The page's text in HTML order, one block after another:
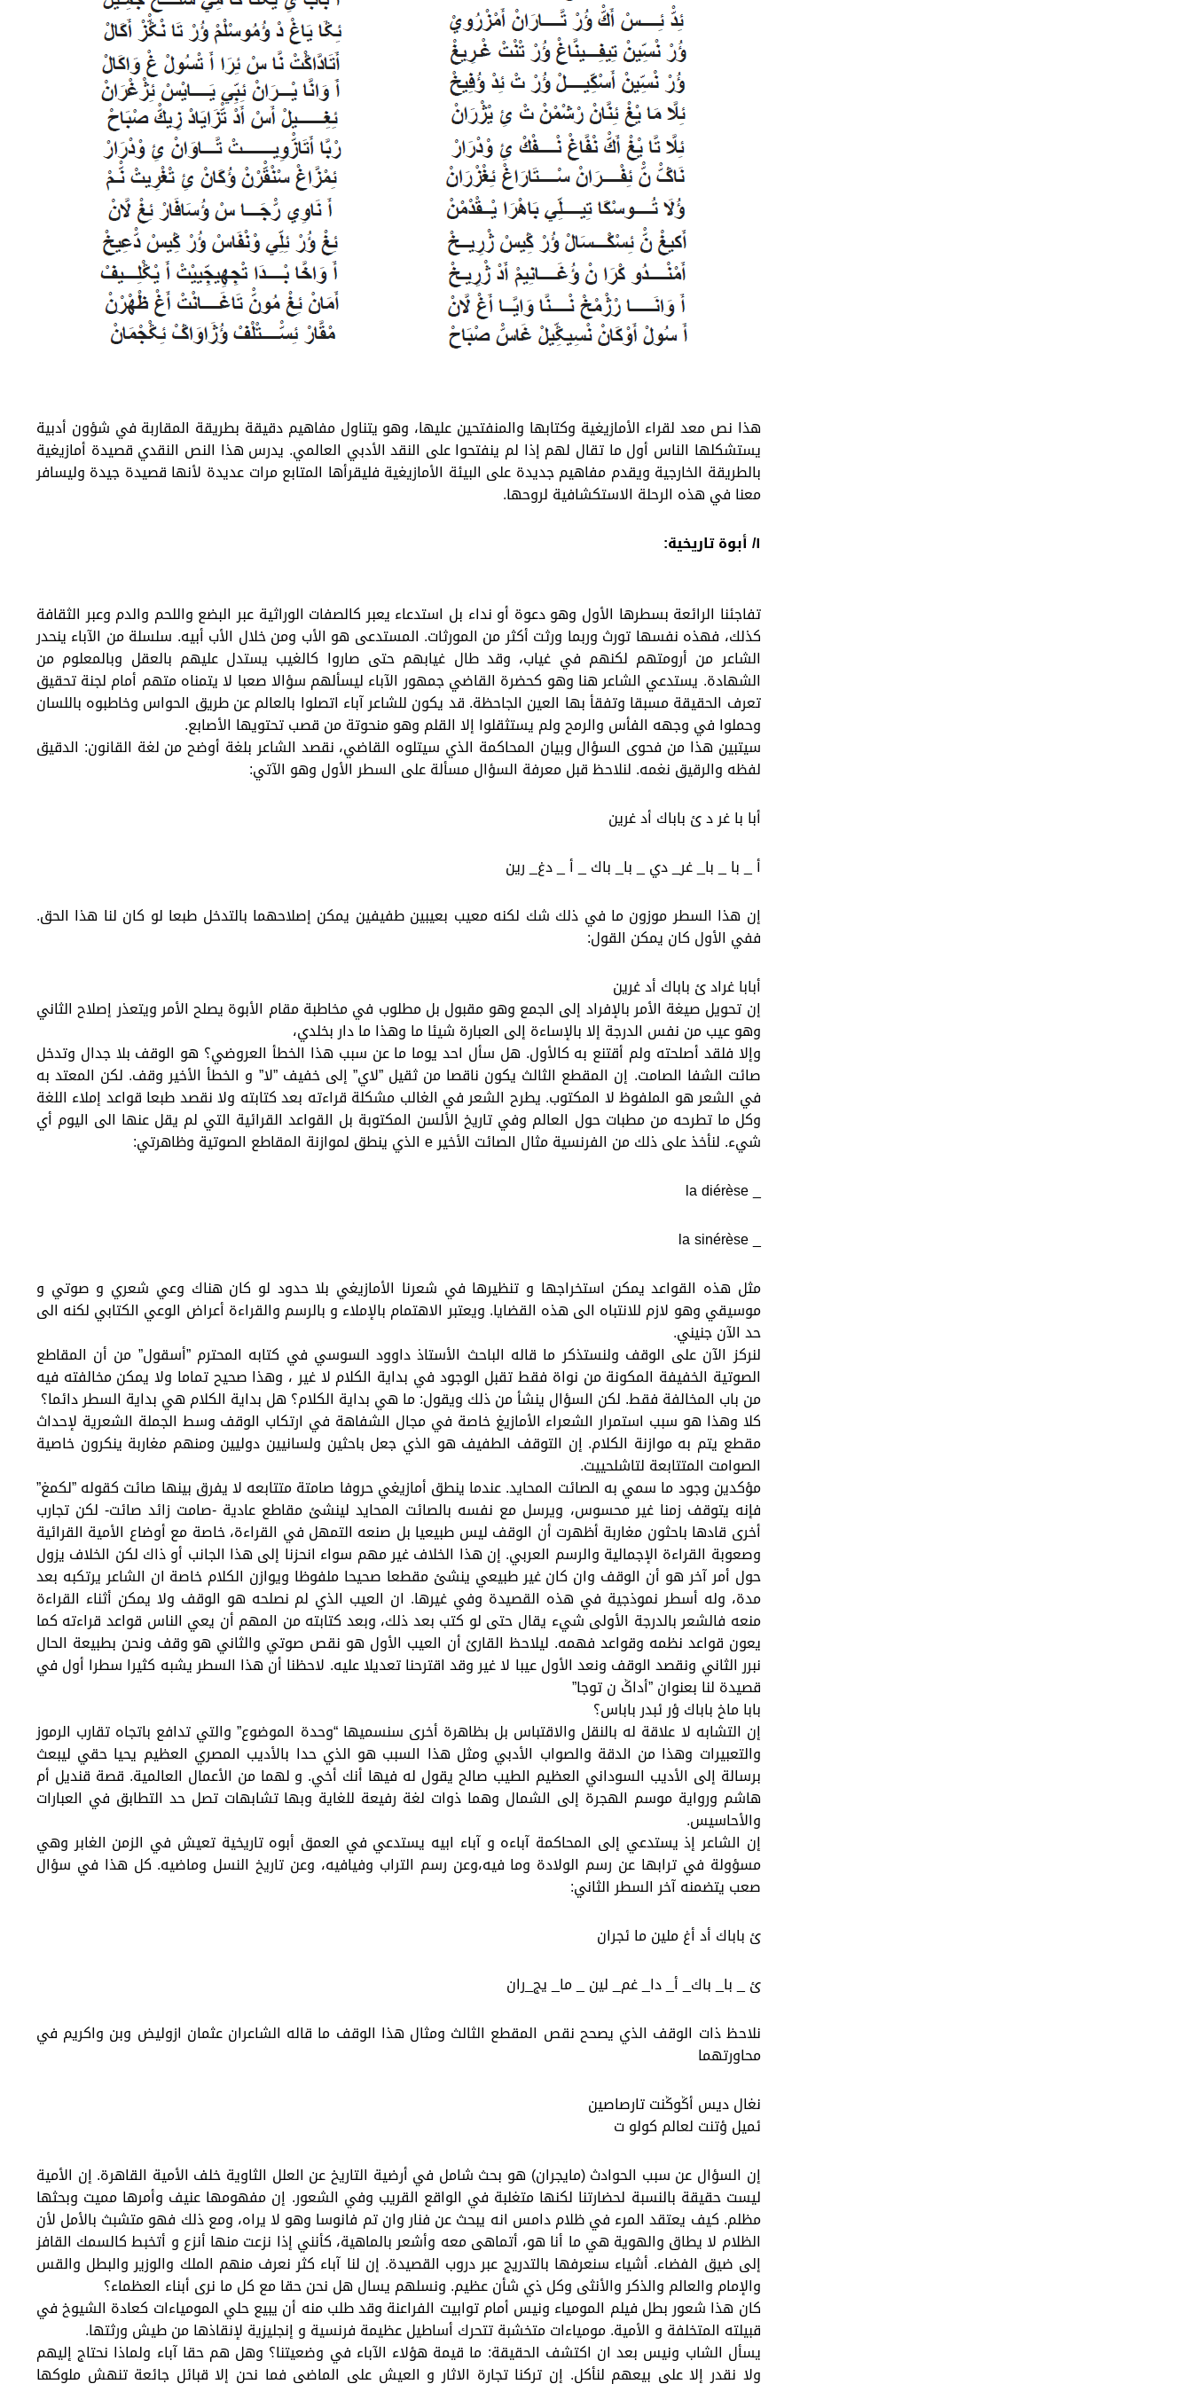
هذا نص معد لقراء الأمازيغية وكتابها والمنفتحين عليها، وهو يتناول مفاهيم دقيقة بطريقة المقاربة في شؤون أدبية
يستشكلها الناس أول ما تقال لهم إذا لم ينفتحوا على النقد الأدبي العالمي. يدرس هذا النص النقدي قصيدة أمازيغية
بالطريقة الخارجية ويقدم مفاهيم جديدة على البيئة الأمازيغية فليقرأها المتابع مرات عديدة لأنها قصيدة جيدة وليسافر
معنا في هذه الرحلة الاستكشافية لروحها.
١/ أبوة تاريخية:
تفاجئنا الرائعة بسطرها الأول وهو دعوة أو نداء بل استدعاء يعبر كالصفات الوراثية عبر البضع واللحم والدم وعبر الثقافة
كذلك، فهذه نفسها تورث وربما ورثت أكثر من المورثات. المستدعى هو الأب ومن خلال الأب أبيه. سلسلة من الآباء ينحدر
الشاعر من أرومتهم لكنهم في غياب، وقد طال غيابهم حتى صاروا كالغيب يستدل عليهم بالعقل وبالمعلوم من
الشهادة. يستدعي الشاعر هنا وهو كحضرة القاضي جمهور الآباء ليسألهم سؤالا صعبا لا يتمناه متهم أمام لجنة تحقيق
تعرف الحقيقة مسبقا وتفقأ بها العين الجاحظة. قد يكون للشاعر آباء اتصلوا بالعالم عن طريق الحواس وخاطبوه باللسان
وحملوا في وجهه الفأس والرمح ولم يستثقلوا إلا القلم وهو منحوتة من قصب تحتويها الأصابع.
سيتبين هذا من فحوى السؤال وبيان المحاكمة الذي سيتلوه القاضي، نقصد الشاعر بلغة أوضح من لغة القانون: الدقيق
لفظه والرقيق نغمه. لنلاحظ قبل معرفة السؤال مسألة على السطر الأول وهو الآتي:
أبا با غر د ئ باباك أد غرين
أ _ با _ با_ غر_ دي _ با_ باك _ أ _ دغ_ رين
إن هذا السطر موزون ما في ذلك شك لكنه معيب بعيبين طفيفين يمكن إصلاحهما بالتدخل طبعا لو كان لنا هذا الحق.
ففي الأول كان يمكن القول:
أبابا غراد ئ باباك أد غرين
إن تحويل صيغة الأمر بالإفراد إلى الجمع وهو مقبول بل مطلوب في مخاطبة مقام الأبوة يصلح الأمر ويتعذر إصلاح الثاني
وهو عيب من نفس الدرجة إلا بالإساءة إلى العبارة شيئا ما وهذا ما دار بخلدي،
وإلا فلقد أصلحته ولم أقتنع به كالأول. هل سأل احد يوما ما عن سبب هذا الخطأ العروضي؟ هو الوقف بلا جدال وتدخل
صائت الشفا الصامت. إن المقطع الثالث يكون ناقصا من ثقيل ”لاي” إلى خفيف ”لا” و الخطأ الأخير وقف. لكن المعتد به
في الشعر هو الملفوظ لا المكتوب. يطرح الشعر في الغالب مشكلة قراءته بعد كتابته ولا نقصد طبعا قواعد إملاء اللغة
وكل ما تطرحه من مطبات حول العالم وفي تاريخ الألسن المكتوبة بل القواعد القرائية التي لم يقل عنها الى اليوم أي
شيء. لنأخذ على ذلك من الفرنسية مثال الصائت الأخير e الذي ينطق لموازنة المقاطع الصوتية وظاهرتي:
_ la diérèse
_ la sinérèse
مثل هذه القواعد يمكن استخراجها و تنظيرها في شعرنا الأمازيغي بلا حدود لو كان هناك وعي شعري و صوتي و
موسيقي وهو لازم للانتباه الى هذه القضايا. ويعتبر الاهتمام بالإملاء و بالرسم والقراءة أعراض الوعي الكتابي لكنه الى
حد الآن جنيني.
لنركز الآن على الوقف ولنستذكر ما قاله الباحث الأستاذ داوود السوسي في كتابه المحترم ”أسقول” من أن المقاطع
الصوتية الخفيفة المكونة من نواة فقط تقبل الوجود في بداية الكلام لا غير ، وهذا صحيح تماما ولا يمكن مخالفته فيه
من باب المخالفة فقط. لكن السؤال ينشأ من ذلك ويقول: ما هي بداية الكلام؟ هل بداية الكلام هي بداية السطر دائما؟
كلا وهذا هو سبب استمرار الشعراء الأمازيغ خاصة في مجال الشفاهة في ارتكاب الوقف وسط الجملة الشعرية لإحداث
مقطع يتم به موازنة الكلام. إن التوقف الطفيف هو الذي جعل باحثين ولسانيين دوليين ومنهم مغاربة ينكرون خاصية
الصوامت المتتابعة لتاشلحييت.
مؤكدين وجود ما سمي به الصائت المحايد. عندما ينطق أمازيغي حروفا صامتة متتابعه لا يفرق بينها صائت كقوله ”لكمغ”
فإنه يتوقف زمنا غير محسوس، ويرسل مع نفسه بالصائت المحايد لينشئ مقاطع عادية -صامت زائد صائت- لكن تجارب
أخرى قادها باحثون مغاربة أظهرت أن الوقف ليس طبيعيا بل صنعه التمهل في القراءة، خاصة مع أوضاع الأمية القرائية
وصعوبة القراءة الإجمالية والرسم العربي. إن هذا الخلاف غير مهم سواء انحزنا إلى هذا الجانب أو ذاك لكن الخلاف يزول
حول أمر آخر هو أن الوقف وان كان غير طبيعي ينشئ مقطعا صحيحا ملفوظا ويوازن الكلام خاصة ان الشاعر يرتكبه بعد
مدة، وله أسطر نموذجية في هذه القصيدة وفي غيرها. ان العيب الذي لم نصلحه هو الوقف ولا يمكن أثناء القراءة
منعه فالشعر بالدرجة الأولى شيء يقال حتى لو كتب بعد ذلك، وبعد كتابته من المهم أن يعي الناس قواعد قراءته كما
يعون قواعد نظمه وقواعد فهمه. ليلاحظ القارئ أن العيب الأول هو نقص صوتي والثاني هو وقف ونحن بطبيعة الحال
نبرر الثاني ونقصد الوقف ونعد الأول عيبا لا غير وقد اقترحنا تعديلا عليه. لاحظنا أن هذا السطر يشبه كثيرا سطرا أول في
قصيدة لنا بعنوان ”أداݣ ن توجا”
بابا ماخ باباك ؤر ئبدر باباس؟
إن التشابه لا علاقة له بالنقل والاقتباس بل بظاهرة أخرى سنسميها “وحدة الموضوع” والتي تدافع باتجاه تقارب الرموز
والتعبيرات وهذا من الدقة والصواب الأدبي ومثل هذا السبب هو الذي حدا بالأديب المصري العظيم يحيا حقي ليبعث
برسالة إلى الأديب السوداني العظيم الطيب صالح يقول له فيها أنك أخي. و لهما من الأعمال العالمية. قصة قنديل أم
هاشم ورواية موسم الهجرة إلى الشمال وهما ذوات لغة رفيعة للغاية وبها تشابهات تصل حد التطابق في العبارات
والأحاسيس.
إن الشاعر إذ يستدعي إلى المحاكمة آباءه و آباء ابيه يستدعي في العمق أبوه تاريخية تعيش في الزمن الغابر وهي
مسؤولة في ترابها عن رسم الولادة وما فيه،وعن رسم التراب وفيافيه، وعن تاريخ النسل وماضيه. كل هذا في سؤال
صعب يتضمنه آخر السطر الثاني:
ئ باباك أد أغ ملين ما ئجران
ئ _ با_ باك_ أ_ دا_ غم_ لين _ ما_ يج_ران
نلاحظ ذات الوقف الذي يصحح نقص المقطع الثالث ومثال هذا الوقف ما قاله الشاعران عثمان ازوليض وبن واكريم في
محاورتهما
نغال ديس أݣوݣنت تارصاصين
ئميل ؤتنت لعالم كولو ت
إن السؤال عن سبب الحوادث (مايجران) هو بحث شامل في أرضية التاريخ عن العلل الثاوية خلف الأمية القاهرة. إن الأمية
ليست حقيقة بالنسبة لحضارتنا لكنها متغلبة في الواقع القريب وفي الشعور. إن مفهومها عنيف وأمرها مميت وبحثها
مظلم. كيف يعتقد المرء في ظلام دامس انه يبحث عن فنار وان تم فانوسا وهو لا يراه، ومع ذلك فهو متشبث بالأمل لأن
الظلام لا يطاق والهوية هي ما أنا هو، أتماهى معه وأشعر بالماهية، كأنني إذا نزعت منها أنزع و أتخبط كالسمك القافز
إلى ضيق الفضاء. أشياء سنعرفها بالتدريج عبر دروب القصيدة. إن لنا آباء كثر نعرف منهم الملك والوزير والبطل والقس
والإمام والعالم والذكر والأنثى وكل ذي شأن عظيم. ونسلهم يسال هل نحن حقا مع كل ما نرى أبناء العظماء؟
كان هذا شعور بطل فيلم المومياء ونيس أمام توابيت الفراعنة وقد طلب منه أن يبيع حلي المومياءات كعادة الشيوخ في
قبيلته المتخلفة و الأمية. مومياءات متخشبة تتحرك أساطيل عظيمة فرنسية و إنجليزية لإنقاذها من طيش ورثتها.
يسأل الشاب ونيس بعد ان اكتشف الحقيقة: ما قيمة هؤلاء الآباء في وضعيتنا؟ وهل هم حقا آباء ولماذا نحتاج إليهم
ولا نقدر إلا على بيعهم لنأكل. إن تركنا تجارة الاثار و العيش على الماضي فما نحن إلا قبائل جائعة تنهش ملوكها